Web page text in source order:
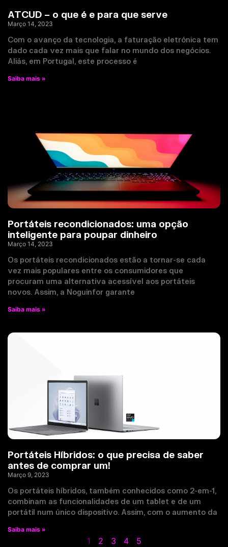
ATCUD – o que é e para que serve
Março 14, 2023
Com o avanço da tecnologia, a faturação eletrónica tem
dado cada vez mais que falar no mundo dos negócios.
Aliás, em Portugal, este processo é
Saiba mais »
Portáteis recondicionados: uma opção
inteligente para poupar dinheiro
Março 14, 2023
Os portáteis recondicionados estão a tornar-se cada
vez mais populares entre os consumidores que
procuram uma alternativa acessível aos portáteis
novos. Assim, a Noguinfor garante
Saiba mais »
Portáteis Híbridos: o que precisa de saber
antes de comprar um!
Março 9, 2023
Os portáteis híbridos, também conhecidos como 2-em-1,
combinam as funcionalidades de um tablet e de um
portátil num único dispositivo. Assim, com o aumento da
Saiba mais »
1 2 3 4 5